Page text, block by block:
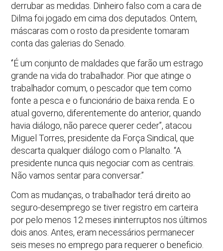
derrubar as medidas. Dinheiro falso com a cara de
Dilma foi jogado em cima dos deputados. Ontem,
máscaras com o rosto da presidente tomaram
conta das galerias do Senado.
‘’É um conjunto de maldades que farão um estrago
grande na vida do trabalhador. Pior que atinge o
trabalhador comum, o pescador que tem como
fonte a pesca e o funcionário de baixa renda. E o
atual governo, diferentemente do anterior, quando
havia diálogo, não parece querer ceder’’, atacou
Miguel Torres, presidente da Força Sindical, que
descarta qualquer diálogo com o Planalto. “A
presidente nunca quis negociar com as centrais.
Não vamos sentar para conversar.’’
Com as mudanças, o trabalhador terá direito ao
seguro-desemprego se tiver registro em carteira
por pelo menos 12 meses ininterruptos nos últimos
dois anos. Antes, eram necessários permanecer
seis meses no emprego para requerer o beneficio.